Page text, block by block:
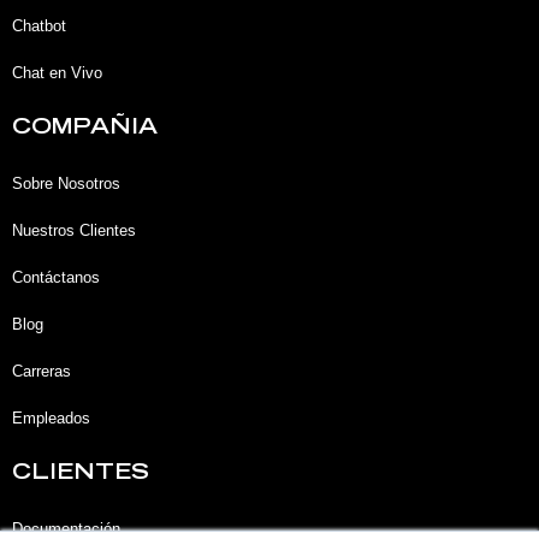
-
n
Chatbot
Chat en Vivo
COMPAÑIA
Sobre Nosotros
Nuestros Clientes
Contáctanos
Blog
Carreras
Empleados
CLIENTES
Documentación